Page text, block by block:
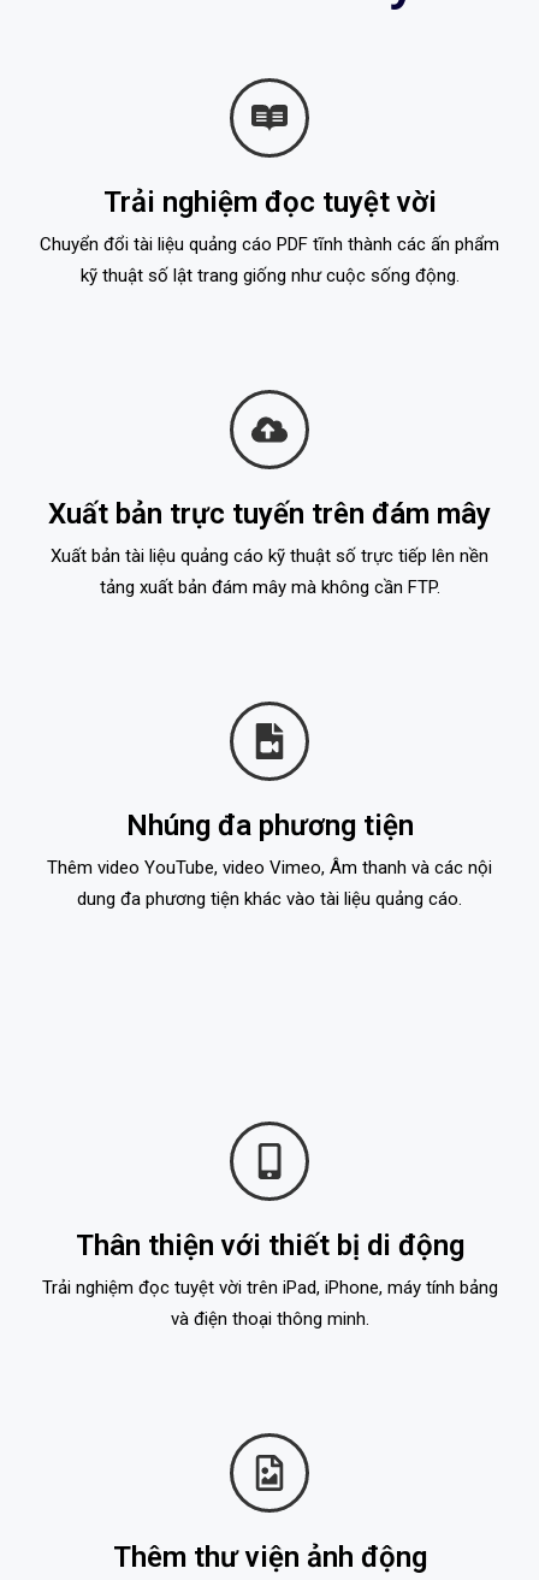
Trải nghiệm đọc tuyệt vời
Chuyển đổi tài liệu quảng cáo PDF tĩnh thành các ấn phẩm
kỹ thuật số lật trang giống như cuộc sống động.
Xuất bản trực tuyến trên đám mây
Xuất bản tài liệu quảng cáo kỹ thuật số trực tiếp lên nền
tảng xuất bản đám mây mà không cần FTP.
Nhúng đa phương tiện
Thêm video YouTube, video Vimeo, Âm thanh và các nội
dung đa phương tiện khác vào tài liệu quảng cáo.
Thân thiện với thiết bị di động
Trải nghiệm đọc tuyệt vời trên iPad, iPhone, máy tính bảng
và điện thoại thông minh.
Thêm thư viện ảnh động